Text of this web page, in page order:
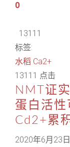
0
13111
标签:
水稻 Ca2+
13111 点击
NMT证
蛋白活
Cd2+累
2020年6月23